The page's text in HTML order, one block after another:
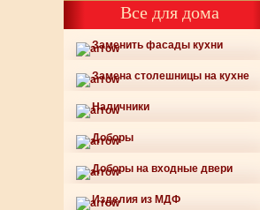
Все для дома
Заменить фасады кухни
Замена столешницы на кухне
Наличники
Доборы
Доборы на входные двери
Изделия из МДФ